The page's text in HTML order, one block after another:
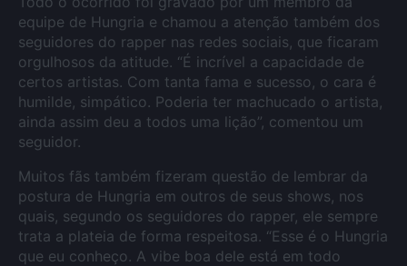
equipe de Hungria e chamou a atenção também dos
seguidores do rapper nas redes sociais, que ficaram
orgulhosos da atitude. “É incrível a capacidade de
certos artistas. Com tanta fama e sucesso, o cara é
humilde, simpático. Poderia ter machucado o artista,
ainda assim deu a todos uma lição”, comentou um
seguidor.
Muitos fãs também fizeram questão de lembrar da
postura de Hungria em outros de seus shows, nos
quais, segundo os seguidores do rapper, ele sempre
trata a plateia de forma respeitosa. “Esse é o Hungria
que eu conheço. A vibe boa dele está em todo